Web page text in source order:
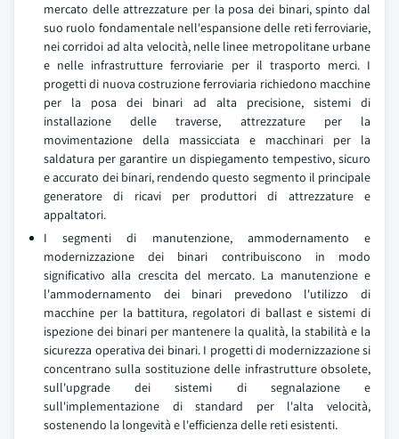
mercato delle attrezzature per la posa dei binari, spinto dal
suo ruolo fondamentale nell'espansione delle reti ferroviarie,
nei corridoi ad alta velocità, nelle linee metropolitane urbane
e nelle infrastrutture ferroviarie per il trasporto merci. I
progetti di nuova costruzione ferroviaria richiedono macchine
per la posa dei binari ad alta precisione, sistemi di
installazione delle traverse, attrezzature per la
movimentazione della massicciata e macchinari per la
saldatura per garantire un dispiegamento tempestivo, sicuro
e accurato dei binari, rendendo questo segmento il principale
generatore di ricavi per produttori di attrezzature e
appaltatori.
I segmenti di manutenzione, ammodernamento e
modernizzazione dei binari contribuiscono in modo
significativo alla crescita del mercato. La manutenzione e
l'ammodernamento dei binari prevedono l'utilizzo di
macchine per la battitura, regolatori di ballast e sistemi di
ispezione dei binari per mantenere la qualità, la stabilità e la
sicurezza operativa dei binari. I progetti di modernizzazione si
concentrano sulla sostituzione delle infrastrutture obsolete,
sull'upgrade dei sistemi di segnalazione e
sull'implementazione di standard per l'alta velocità,
sostenendo la longevità e l'efficienza delle reti esistenti.